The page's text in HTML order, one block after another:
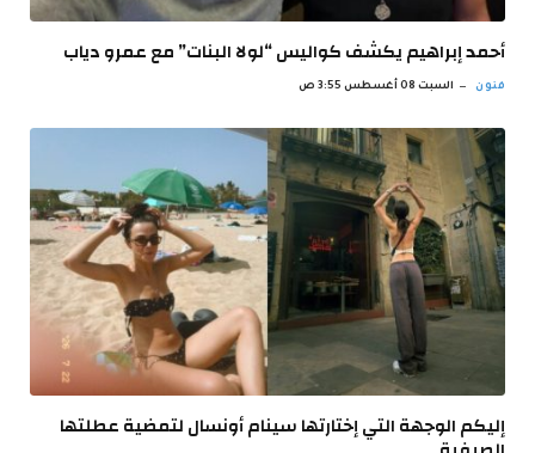
أحمد إبراهيم يكشف كواليس “لولا البنات” مع عمرو دياب
فنون السبت 08 أغسطس 3:55 ص
إليكم الوجهة التي إختارتها سينام أونسال لتمضية عطلتها